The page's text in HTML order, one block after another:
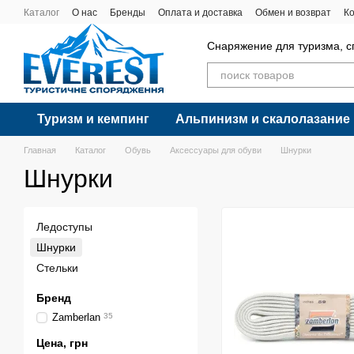
Перейти к основному контенту
Каталог О нас Бренды Оплата и доставка Обмен и возврат
Снаряжение для туризма,
Туризм и кемпинг Альпинизм и скалолазание
Главная Каталог Обувь Аксессуары для обуви Шнурки
Шнурки
Ледоступы
Шнурки
Стельки
Бренд
Zamberlan 35
Цена, грн